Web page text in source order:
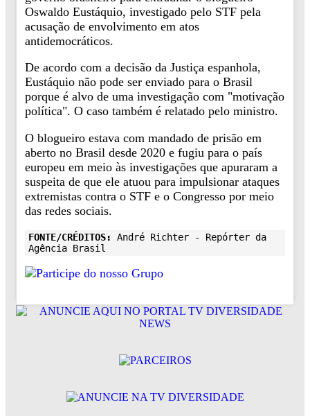
Oswaldo Eustáquio, investigado pelo STF pela
acusação de envolvimento em atos
antidemocráticos.
De acordo com a decisão da Justiça espanhola,
Eustáquio não pode ser enviado para o Brasil
porque é alvo de uma investigação com "motivação
política". O caso também é relatado pelo ministro.
O blogueiro estava com mandado de prisão em
aberto no Brasil desde 2020 e fugiu para o país
europeu em meio às investigações que apuraram a
suspeita de que ele atuou para impulsionar ataques
extremistas contra o STF e o Congresso por meio
das redes sociais.
FONTE/CRÉDITOS:
André Richter - Repórter da
Agência Brasil